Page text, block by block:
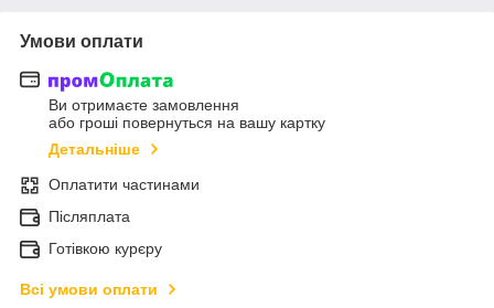
Умови оплати
Ви отримаєте замовлення
або гроші повернуться на вашу картку
Детальніше
Оплатити частинами
Післяплата
Готівкою курєру
Всі умови оплати